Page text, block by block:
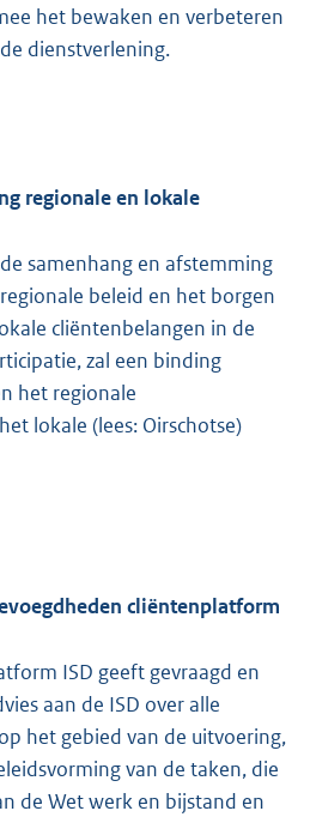
het bewaken en verbeteren
dienstverlening.
regionale en lokale
samenhang en afstemming
beleid en het borgen
cliëntenbelangen in de
zal een binding
het regionale
lokale (lees: Oirschotse)
cliëntenplatform
ISD geeft gevraagd en
aan de ISD over alle
het gebied van de uitvoering,
van de taken, die
de Wet werk en bijstand en